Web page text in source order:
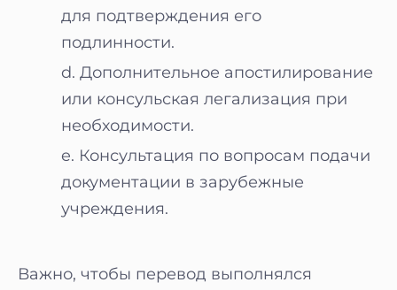
для подтверждения его
подлинности.
Дополнительное апостилирование
или консульская легализация при
необходимости.
Консультация по вопросам подачи
документации в зарубежные
учреждения.
Важно, чтобы перевод выполнялся